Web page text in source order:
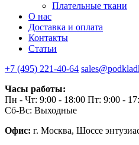
Плательные ткани
О нас
Доставка и оплата
Контакты
Статьи
+7 (495) 221-40-64
Часы работы:
Пн - Чт: 9:00 - 18:00 Пт: 9:00 -
Сб-Вс: Выходные
Офис: г. Москва, Шоссе